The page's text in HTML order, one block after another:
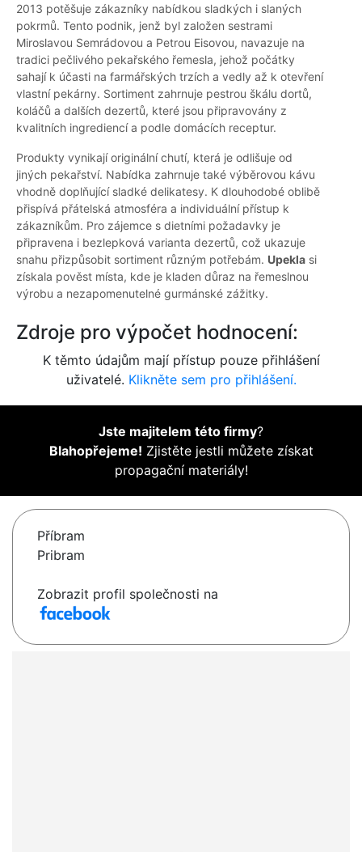
2013 potěšuje zákazníky nabídkou sladkých i slaných
pokrmů. Tento podnik, jenž byl založen sestrami
Miroslavou Semrádovou a Petrou Eisovou, navazuje na
tradici pečlivého pekařského řemesla, jehož počátky
sahají k účasti na farmářských trzích a vedly až k otevření
vlastní pekárny. Sortiment zahrnuje pestrou škálu dortů,
koláčů a dalších dezertů, které jsou připravovány z
kvalitních ingrediencí a podle domácích receptur.
Produkty vynikají originální chutí, která je odlišuje od
jiných pekařství. Nabídka zahrnuje také výběrovou kávu
vhodně doplňující sladké delikatesy. K dlouhodobé oblibě
přispívá přátelská atmosféra a individuální přístup k
zákazníkům. Pro zájemce s dietními požadavky je
připravena i bezlepková varianta dezertů, což ukazuje
snahu přizpůsobit sortiment různým potřebám. Upekla si
získala pověst místa, kde je kladen důraz na řemeslnou
výrobu a nezapomenutelné gurmánské zážitky.
Zdroje pro výpočet hodnocení:
K těmto údajům mají přístup pouze přihlášení
uživatelé. Klikněte sem pro přihlášení.
Jste majitelem této firmy?
Blahopřejeme! Zjistěte jestli můžete získat
propagační materiály!
Příbram
Pribram
Zobrazit profil společnosti na